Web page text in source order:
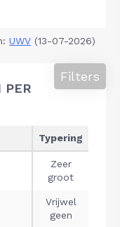
UWV (13-07-2026)
PER
Filters